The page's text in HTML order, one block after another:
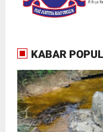
KABAR